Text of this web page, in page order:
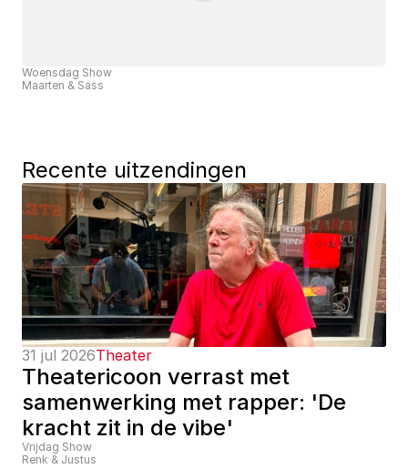
Woensdag Show
Maarten & Sass
Recente uitzendingen
31 jul 2026Theater
Theatericoon verrast met
samenwerking met rapper: 'De
kracht zit in de vibe'
Vrijdag Show
Renk & Justus